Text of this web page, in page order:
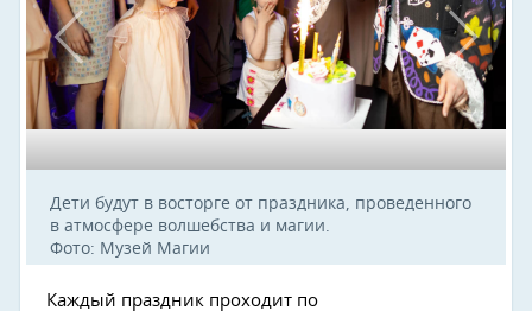
Дети будут в восторге от праздника, проведенного
в атмосфере волшебства и магии.
Фото: Музей Магии
Каждый праздник проходит по